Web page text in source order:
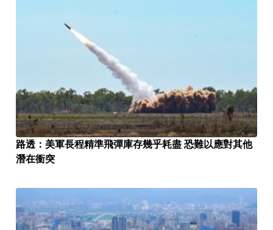
路透：美軍長程精準飛彈庫存幾乎耗盡 恐難以應對其他
潛在衝突